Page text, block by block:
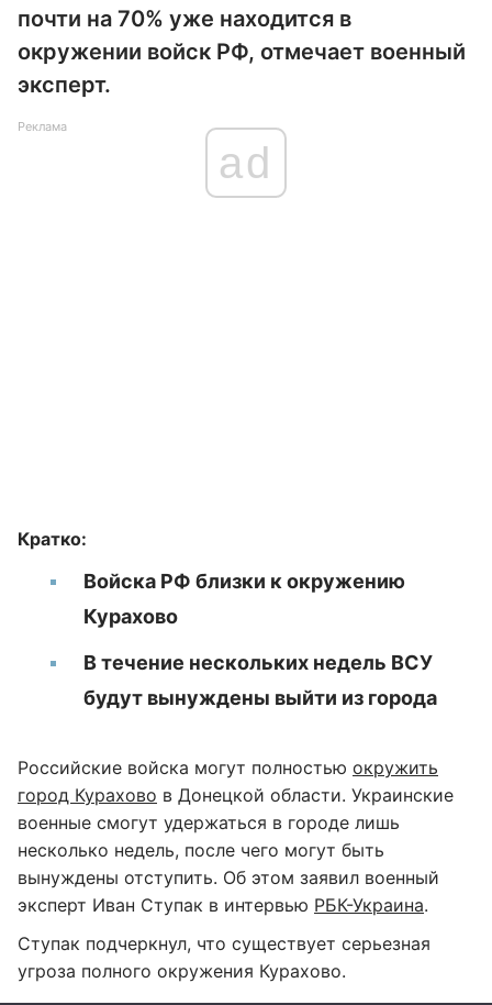
почти на 70% уже находится в
окружении войск РФ, отмечает военный
эксперт.
Реклама
ad
Кратко:
Войска РФ близки к окружению
Курахово
В течение нескольких недель ВСУ
будут вынуждены выйти из города
Российские войска могут полностью окружить
город Курахово в Донецкой области. Украинские
военные смогут удержаться в городе лишь
несколько недель, после чего могут быть
вынуждены отступить. Об этом заявил военный
эксперт Иван Ступак в интервью РБК-Украина.
Ступак подчеркнул, что существует серьезная
угроза полного окружения Курахово.